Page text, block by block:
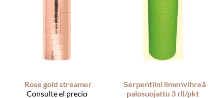
Rose gold streamer
Consulte el precio
Serpentiini limenvihreä
palosuojattu 3 rll/pkt